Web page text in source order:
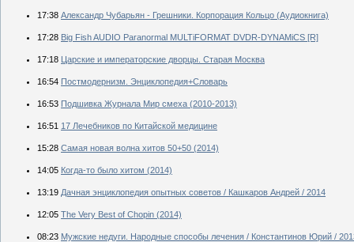
17:38 Александр Чубарьян - Грешники. Корпорация Кольцо (Аудиокнига)
17:28 Big Fish AUDIO Paranormal MULTiFORMAT DVDR-DYNAMiCS [R]
17:18 Царские и императорские дворцы. Старая Москва
16:54 Постмодернизм. Энциклопедия+Словарь
16:53 Подшивка Журнала Мир смеха (2010-2013)
16:51 17 Лечебников по Китайской медицине
15:28 Самая новая волна хитов 50+50 (2014)
14:05 Когда-то было хитом (2014)
13:19 Дачная энциклопедия опытных советов / Кашкаров Андрей / 2014
12:05 The Very Best of Chopin (2014)
08:23 Мужские недуги. Народные способы лечения / Константинов Юрий /